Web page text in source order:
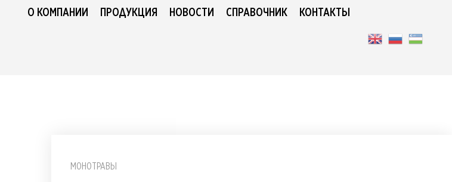
О КОМПАНИИ ПРОДУКЦИЯ НОВОСТИ СПРАВОЧНИК КОНТАКТЫ
МОНОТРАВЫ